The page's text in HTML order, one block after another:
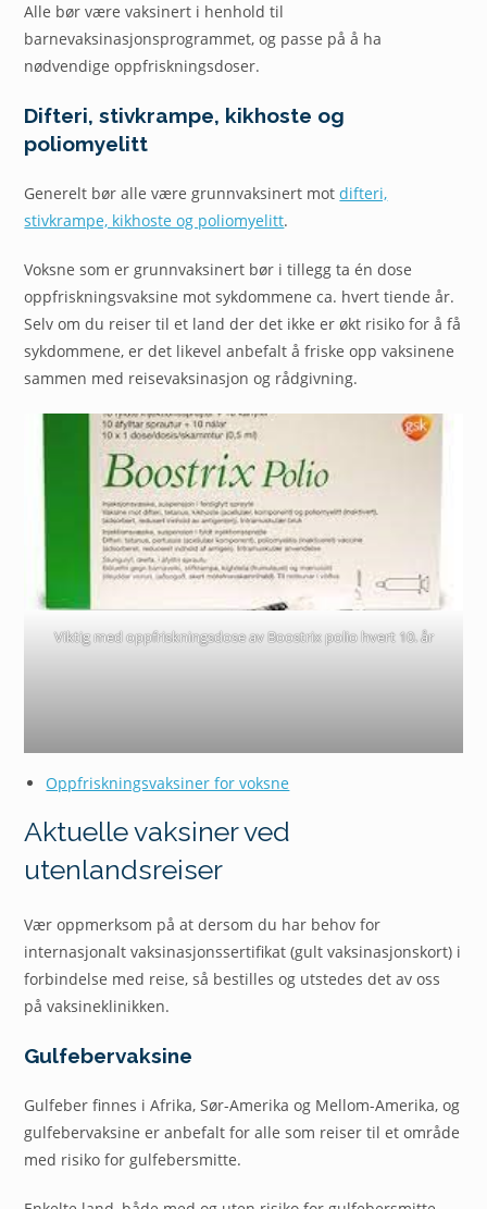
Alle bør være vaksinert i henhold til
barnevaksinasjonsprogrammet, og passe på å ha
nødvendige oppfriskningsdoser.
Difteri, stivkrampe, kikhoste og
poliomyelitt
Generelt bør alle være grunnvaksinert motdifteri,
stivkrampe, kikhoste og poliomyelitt.
Voksne som er grunnvaksinert bør i tillegg ta én dose
oppfriskningsvaksine mot sykdommene ca. hvert tiende år.
Selv om du reiser til et land der det ikke er økt risiko for å få
sykdommene, er det likevel anbefalt å friske opp vaksinene
sammen med reisevaksinasjon og rådgivning.
Viktig med oppfriskningsdose av Boostrix polio hvert 10. år
Oppfriskningsvaksiner for voksne
Aktuelle vaksiner ved
utenlandsreiser
Vær oppmerksom på at dersom du har behov for
internasjonalt vaksinasjonssertifikat (gult vaksinasjonskort) i
forbindelse med reise, så bestilles og utstedes det av oss
på vaksineklinikken.
Gulfebervaksine
Gulfeber finnes i Afrika, Sør-Amerika og Mellom-Amerika, og
gulfebervaksine er anbefalt for alle som reiser til et område
med risiko for gulfebersmitte.